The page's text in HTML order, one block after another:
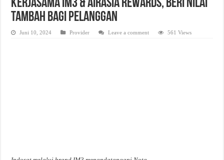
Kerjasama IM3 & AirAsia Rewards, Beri Nilai
Tambah Bagi Pelanggan
Juni 10, 2024 Provider Leave a comment 561 Views